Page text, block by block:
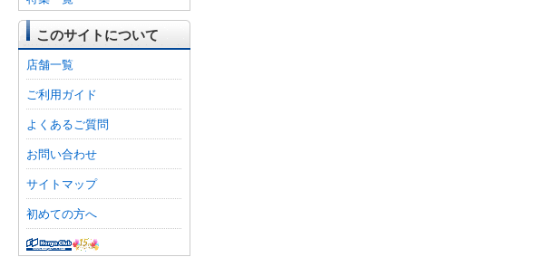
このサイトについて
店舗一覧
ご利用ガイド
よくあるご質問
お問い合わせ
サイトマップ
初めての方へ